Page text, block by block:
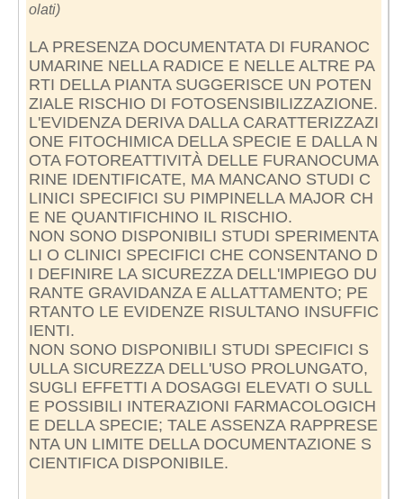
olati)
LA PRESENZA DOCUMENTATA DI FURANOC
UMARINE NELLA RADICE E NELLE ALTRE PA
RTI DELLA PIANTA SUGGERISCE UN POTEN
ZIALE RISCHIO DI FOTOSENSIBILIZZAZIONE.
L'EVIDENZA DERIVA DALLA CARATTERIZZAZI
ONE FITOCHIMICA DELLA SPECIE E DALLA N
OTA FOTOREATTIVITÀ DELLE FURANOCUMA
RINE IDENTIFICATE, MA MANCANO STUDI C
LINICI SPECIFICI SU PIMPINELLA MAJOR CH
E NE QUANTIFICHINO IL RISCHIO.
NON SONO DISPONIBILI STUDI SPERIMENTA
LI O CLINICI SPECIFICI CHE CONSENTANO D
I DEFINIRE LA SICUREZZA DELL'IMPIEGO DU
RANTE GRAVIDANZA E ALLATTAMENTO; PE
RTANTO LE EVIDENZE RISULTANO INSUFFIC
IENTI.
NON SONO DISPONIBILI STUDI SPECIFICI S
ULLA SICUREZZA DELL'USO PROLUNGATO,
SUGLI EFFETTI A DOSAGGI ELEVATI O SULL
E POSSIBILI INTERAZIONI FARMACOLOGICH
E DELLA SPECIE; TALE ASSENZA RAPPRESE
NTA UN LIMITE DELLA DOCUMENTAZIONE S
CIENTIFICA DISPONIBILE.